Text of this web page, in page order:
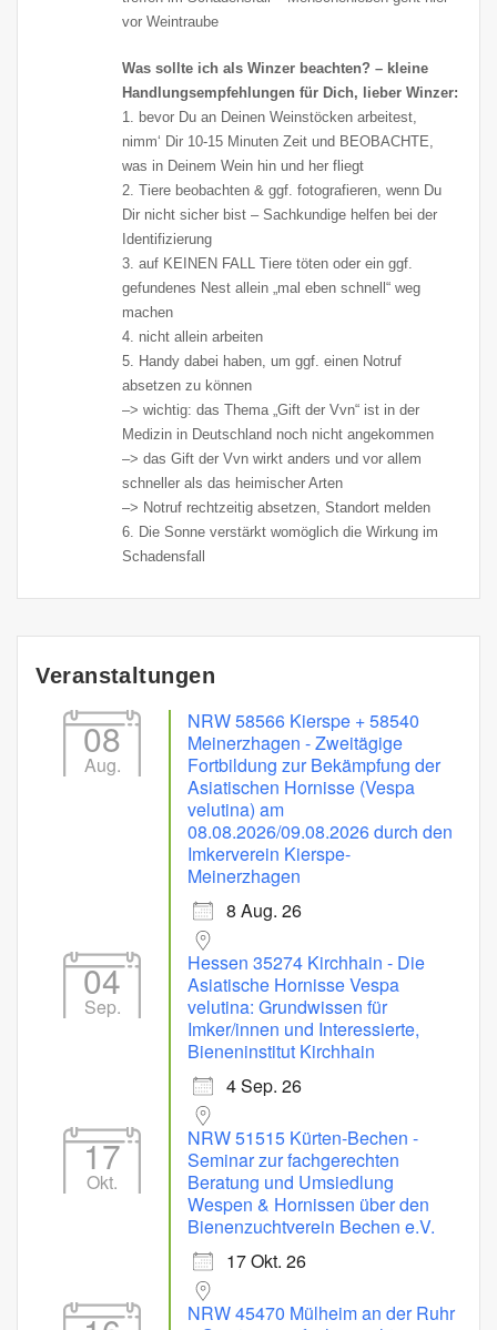
vor Weintraube
Was sollte ich als Winzer beachten? – kleine
Handlungsempfehlungen für Dich, lieber Winzer:
1. bevor Du an Deinen Weinstöcken arbeitest,
nimm‘ Dir 10-15 Minuten Zeit und BEOBACHTE,
was in Deinem Wein hin und her fliegt
2. Tiere beobachten & ggf. fotografieren, wenn Du
Dir nicht sicher bist – Sachkundige helfen bei der
Identifizierung
3. auf KEINEN FALL Tiere töten oder ein ggf.
gefundenes Nest allein „mal eben schnell“ weg
machen
4. nicht allein arbeiten
5. Handy dabei haben, um ggf. einen Notruf
absetzen zu können
–> wichtig: das Thema „Gift der Vvn“ ist in der
Medizin in Deutschland noch nicht angekommen
–> das Gift der Vvn wirkt anders und vor allem
schneller als das heimischer Arten
–> Notruf rechtzeitig absetzen, Standort melden
6. Die Sonne verstärkt womöglich die Wirkung im
Schadensfall
Veranstaltungen
08
Aug.
NRW 58566 Kierspe + 58540
Meinerzhagen - Zweitägige
Fortbildung zur Bekämpfung der
Asiatischen Hornisse (Vespa
velutina) am
08.08.2026/09.08.2026 durch den
Imkerverein Kierspe-
Meinerzhagen
8 Aug. 26
04
Sep.
Hessen 35274 Kirchhain - Die
Asiatische Hornisse Vespa
velutina: Grundwissen für
Imker/innen und Interessierte,
Bieneninstitut Kirchhain
4 Sep. 26
17
Okt.
NRW 51515 Kürten-Bechen -
Seminar zur fachgerechten
Beratung und Umsiedlung
Wespen & Hornissen über den
Bienenzuchtverein Bechen e.V.
17 Okt. 26
NRW 45470 Mülheim an der Ruhr